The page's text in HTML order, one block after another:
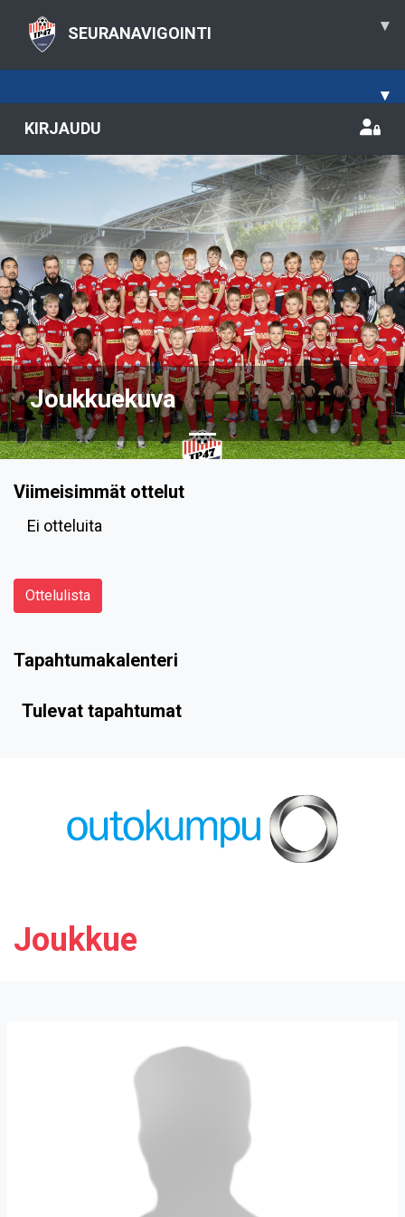
SEURANAVIGOINTI ▾
▾
KIRJAUDU
Joukkuekuva
Previous
Viimeisimmät ottelut
Ei otteluita
Ottelulista
Tapahtumakalenteri
Tulevat tapahtumat
Joukkue